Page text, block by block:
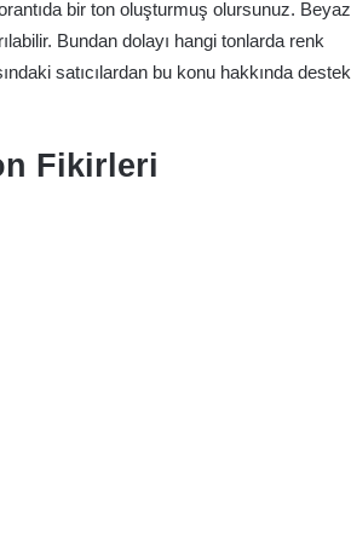
bir ton oluşturmuş olursunuz. Beyaz
Bundan dolayı hangi tonlarda renk
satıcılardan bu konu hakkında destek
Fikirleri